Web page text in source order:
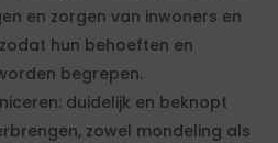
en zorgen van inwoners en
hun behoeften en
begrepen.
duidelijk en beknopt
zowel mondeling als